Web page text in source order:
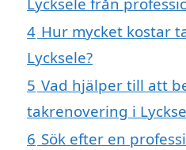
4 Hur mycket kostar
Lycksele?
5 Vad hjälper till att
takrenovering i
6 Sök efter en